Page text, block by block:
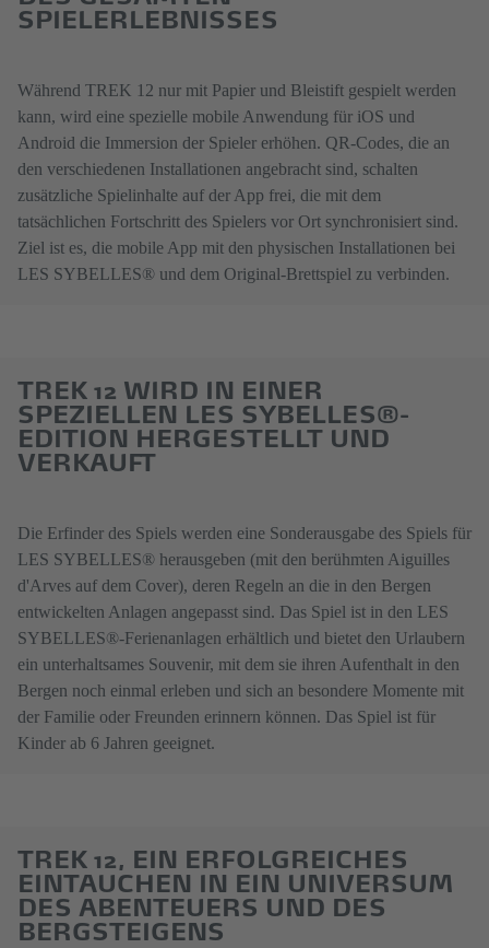
SPIELERLEBNISSES
Während TREK 12 nur mit Papier und Bleistift gespielt werden
kann, wird eine spezielle mobile Anwendung für iOS und
Android die Immersion der Spieler erhöhen. QR-Codes, die an
den verschiedenen Installationen angebracht sind, schalten
zusätzliche Spielinhalte auf der App frei, die mit dem
tatsächlichen Fortschritt des Spielers vor Ort synchronisiert sind.
Ziel ist es, die mobile App mit den physischen Installationen bei
LES SYBELLES® und dem Original-Brettspiel zu verbinden.
TREK 12 WIRD IN EINER
SPEZIELLEN LES SYBELLES®-
EDITION HERGESTELLT UND
VERKAUFT
Die Erfinder des Spiels werden eine Sonderausgabe des Spiels für
LES SYBELLES® herausgeben (mit den berühmten Aiguilles
d'Arves auf dem Cover), deren Regeln an die in den Bergen
entwickelten Anlagen angepasst sind. Das Spiel ist in den LES
SYBELLES®-Ferienanlagen erhältlich und bietet den Urlaubern
ein unterhaltsames Souvenir, mit dem sie ihren Aufenthalt in den
Bergen noch einmal erleben und sich an besondere Momente mit
der Familie oder Freunden erinnern können. Das Spiel ist für
Kinder ab 6 Jahren geeignet.
TREK 12, EIN ERFOLGREICHES
EINTAUCHEN IN EIN UNIVERSUM
DES ABENTEUERS UND DES
BERGSTEIGENS